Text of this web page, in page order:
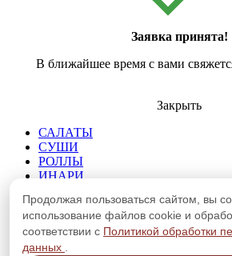
Заявка принята!
В ближайшее время с вами
Закрыть
САЛАТЫ
СУШИ
РОЛЛЫ
ИНАРИ
СЕТЫ
ШАШЛЫК И ЛЮЛЯ
ПИЦЦА И ХАЧАПУРИ
РИЗОТТО И ПАСТА
Продолжая пользоваться сайтом, вы
использование файлов cookie и
соответствии с Политикой обработки
данных